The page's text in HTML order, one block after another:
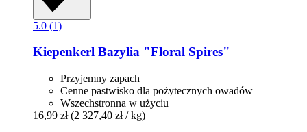
5.0 (1)
Kiepenkerl Bazylia "Floral Spires"
Przyjemny zapach
Cenne pastwisko dla pożytecznych owadów
Wszechstronna w użyciu
16,99 zł (2 327,40 zł / kg)